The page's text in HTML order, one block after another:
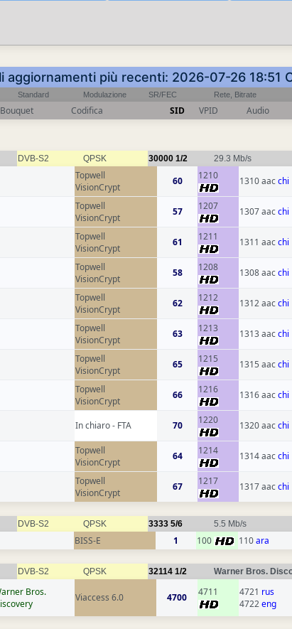
aggiornamenti più recenti: 2026-07-26 18:51
Standard Modulazione SR/FEC Rete, Bitrate
Bouquet Codifica SID VPID Audio
DVB-S2 QPSK 30000 1/2 29.3 Mb/s
Topwell
VisionCrypt
60 1210 1310 aacchi
Topwell
VisionCrypt
57 1207 1307 aacchi
Topwell
VisionCrypt
61 1211 1311 aacchi
Topwell
VisionCrypt
58 1208 1308 aacchi
Topwell
VisionCrypt
62 1212 1312 aacchi
Topwell
VisionCrypt
63 1213 1313 aacchi
Topwell
VisionCrypt
65 1215 1315 aacchi
Topwell
VisionCrypt
66 1216 1316 aacchi
In chiaro - FTA 70 1220 1320 aacchi
Topwell
VisionCrypt
64 1214 1314 aacchi
Topwell
VisionCrypt
67 1217 1317 aacchi
DVB-S2 QPSK 3333 5/6 5.5 Mb/s
BISS-E 1 100 110ara
DVB-S2 QPSK 32114 1/2 Warner Bros.
Bros.
Viaccess 6.0 4700 4711 4721 rus
4722eng